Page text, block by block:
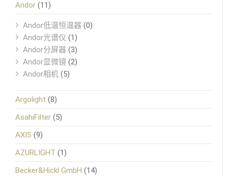
Andor (11)
Andor低温恒温器 (0)
Andor光谱仪 (1)
Andor分屏器 (3)
Andor显微镜 (2)
Andor相机 (5)
Argolight (8)
AsahiFilter (5)
AXIS (9)
AZURLIGHT (1)
Becker&Hickl GmbH (14)